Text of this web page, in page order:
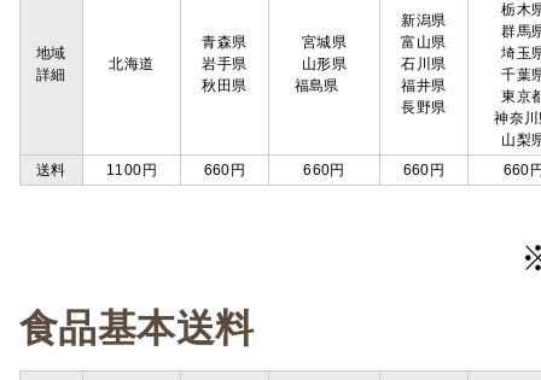
地域
詳細
北海道
青森県
岩手県
秋田県
宮城県
山形県
福島県
新潟県
富山県
石川県
福井県
長野県
栃木
群馬
埼玉
千葉
東京
神奈
山梨
送料
1100円 660円 660円 660円 660
食品基本送料